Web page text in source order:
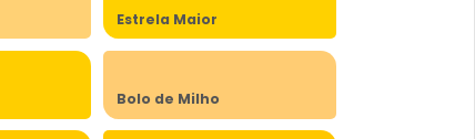
Estrela Maior
Bolo de Milho